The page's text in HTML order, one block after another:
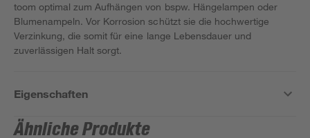
toom optimal zum Aufhängen von bspw. Hängelampen oder
Blumenampeln. Vor Korrosion schützt sie die hochwertige
Verzinkung, die somit für eine lange Lebensdauer und
zuverlässigen Halt sorgt.
Eigenschaften
Ähnliche Produkte